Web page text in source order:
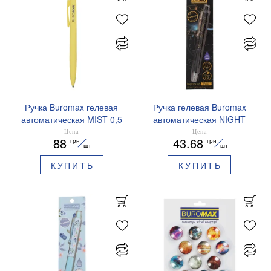
Ручка Buromax гелевая
автоматическая MIST 0,5
мм синие чернила
BM.83103
Цена
88 грн
шт
КУПИТЬ
Ручка гелевая Buromax
автоматическая NIGHT
SKY ZODIAC 0.5 мм
ароматизированный грипп
синие чернила BM.8379-
01
Цена
43.68 грн
шт
КУПИТЬ